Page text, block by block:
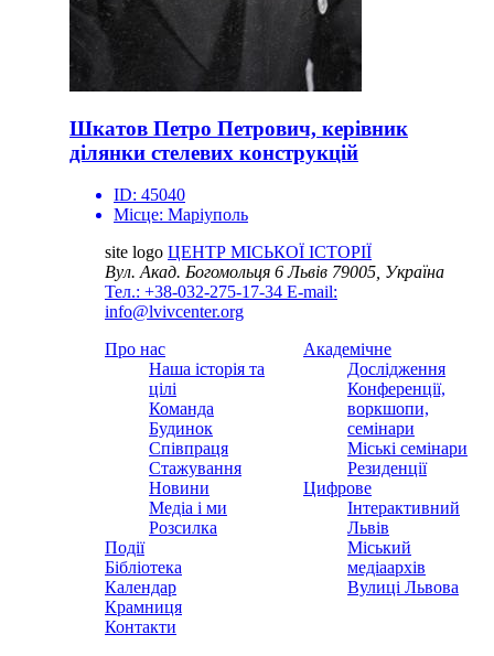
Шкатов Петро Петрович, керівник
ділянки стелевих конструкцій
ID: 45040
Місце: Маріуполь
site logo ЦЕНТР МІСЬКОЇ ІСТОРІЇ
Вул. Акад. Богомольця 6Львів 79005, Україна
Тел.: +38-032-275-17-34 E-mail:
info@lvivcenter.org
Про нас
Наша історія та
цілі
Команда
Будинок
Співпраця
Стажування
Новини
Медіа і ми
Розсилка
Події
Бібліотека
Календар
Крамниця
Контакти
Академічне
Дослідження
Конференції,
воркшопи,
семінари
Міські семінари
Резиденції
Цифрове
Інтерактивний
Львів
Міський
медіаархів
Вулиці Львова